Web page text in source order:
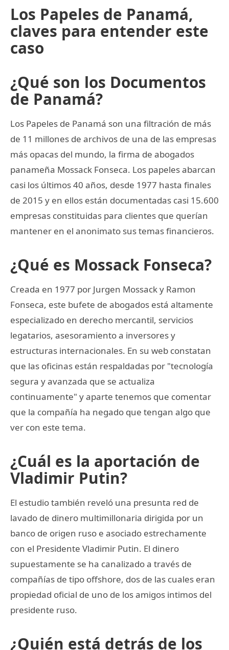
Los Papeles de Panamá,
claves para entender este
caso
¿Qué son los Documentos
de Panamá?
Los Papeles de Panamá son una filtración de más
de 11 millones de archivos de una de las empresas
más opacas del mundo, la firma de abogados
panameña Mossack Fonseca. Los papeles abarcan
casi los últimos 40 años, desde 1977 hasta finales
de 2015 y en ellos están documentadas casi 15.600
empresas constituidas para clientes que querían
mantener en el anonimato sus temas financieros.
¿Qué es Mossack Fonseca?
Creada en 1977 por Jurgen Mossack y Ramon
Fonseca, este bufete de abogados está altamente
especializado en derecho mercantil, servicios
legatarios, asesoramiento a inversores y
estructuras internacionales. En su web constatan
que las oficinas están respaldadas por "tecnología
segura y avanzada que se actualiza
continuamente" y aparte tenemos que comentar
que la compañía ha negado que tengan algo que
ver con este tema.
¿Cuál es la aportación de
Vladimir Putin?
El estudio también reveló una presunta red de
lavado de dinero multimillonaria dirigida por un
banco de origen ruso e asociado estrechamente
con el Presidente Vladimir Putin. El dinero
supuestamente se ha canalizado a través de
compañías de tipo offshore, dos de las cuales eran
propiedad oficial de uno de los amigos intimos del
presidente ruso.
¿Quién está detrás de los